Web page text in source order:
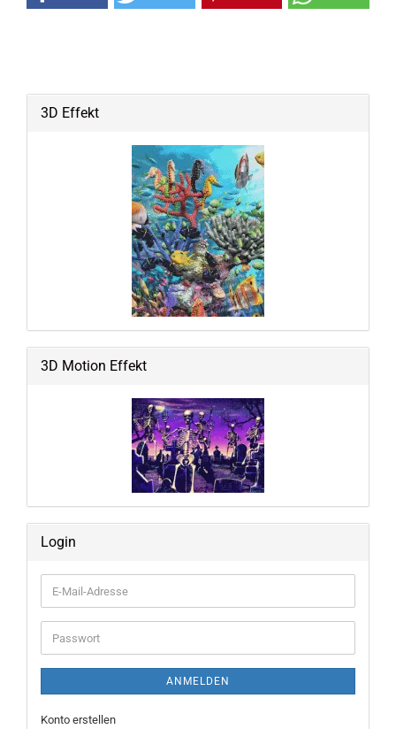
3D Effekt
3D Motion Effekt
Login
E-
Mail-
Adresse
Passwort
ANMELDEN
Konto erstellen